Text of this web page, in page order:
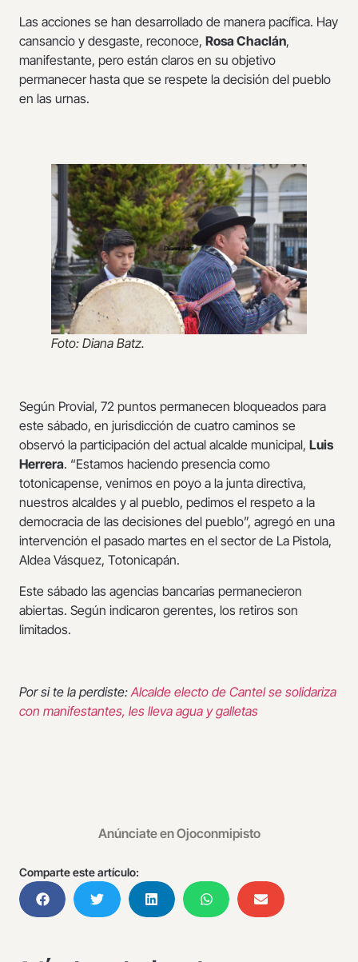
Las acciones se han desarrollado de manera pacífica. Hay
cansancio y desgaste, reconoce, Rosa Chaclán,
manifestante, pero están claros en su objetivo
permanecer hasta que se respete la decisión del pueblo
en las urnas.
Foto: Diana Batz.
Según Provial, 72 puntos permanecen bloqueados para
este sábado, en jurisdicción de cuatro caminos se
observó la participación del actual alcalde municipal, Luis
Herrera. “Estamos haciendo presencia como
totonicapense, venimos en poyo a la junta directiva,
nuestros alcaldes y al pueblo, pedimos el respeto a la
democracia de las decisiones del pueblo”, agregó en una
intervención el pasado martes en el sector de La Pistola,
Aldea Vásquez, Totonicapán.
Este sábado las agencias bancarias permanecieron
abiertas. Según indicaron gerentes, los retiros son
limitados.
Por si te la perdiste:Alcalde electo de Cantel se solidariza
con manifestantes, les lleva agua y galletas
Anúnciate en Ojoconmipisto
Comparte este artículo: